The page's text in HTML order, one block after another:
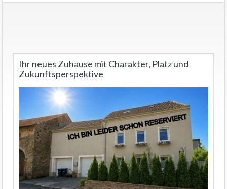
Ihr neues Zuhause mit Charakter, Platz und
Zukunftsperspektive